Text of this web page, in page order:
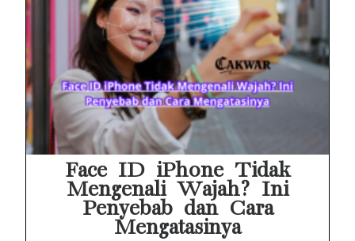
Face ID iPhone Tidak
Mengenali Wajah? Ini
Penyebab dan Cara
Mengatasinya